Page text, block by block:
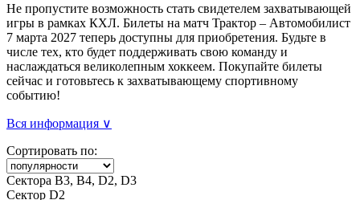
Не пропустите возможность стать свидетелем захватывающей
игры в рамках КХЛ. Билеты на матч Трактор – Автомобилист
7 марта 2027 теперь доступны для приобретения. Будьте в
числе тех, кто будет поддерживать свою команду и
наслаждаться великолепным хоккеем. Покупайте билеты
сейчас и готовьтесь к захватывающему спортивному
событию!
Вся информация ∨
Сортировать по:
Сектора В3, В4, D2, D3
Сектор D2